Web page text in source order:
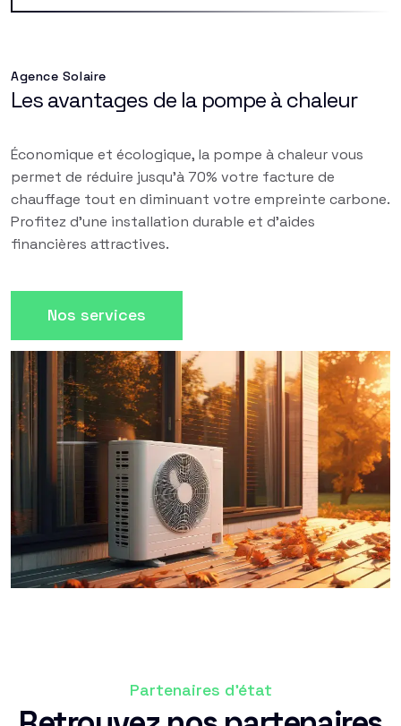
Agence Solaire
Les avantages de la pompe à chaleur
Économique et écologique, la pompe à chaleur vous
permet de réduire jusqu'à 70% votre facture de
chauffage tout en diminuant votre empreinte carbone.
Profitez d'une installation durable et d'aides
financières attractives.
Nos services
Partenaires d'état